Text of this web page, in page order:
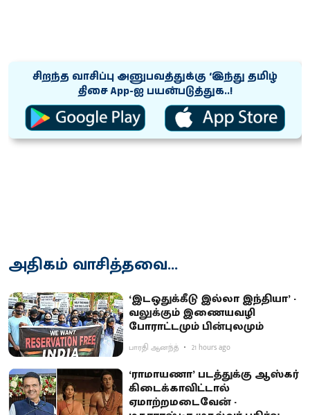
சிறந்த வாசிப்பு அனுபவத்துக்கு ‘இந்து தமிழ்
திசை App-ஐ பயன்படுத்துக..!
அதிகம் வாசித்தவை...
‘இடஒதுக்கீடு இல்லா இந்தியா’ -
வலுக்கும் இணையவழி
போராட்டமும் பின்புலமும்
பாரதி ஆனந்த் 21 hours ago
‘ராமாயணா’ படத்துக்கு ஆஸ்கர்
கிடைக்காவிட்டால்
ஏமாற்றமடைவேன் -